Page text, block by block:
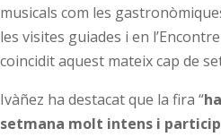
musicals com les
les visites guiades i en
coincidit aquest mateix cap de
Ivàñez ha destacat que la fira “
setmana molt intens i